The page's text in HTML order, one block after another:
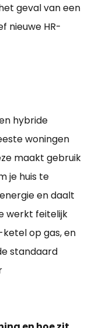
geval van een
nieuwe HR-
hybride
woningen
maakt gebruik
je huis te
en daalt
werkt feitelijk
op gas, en
standaard